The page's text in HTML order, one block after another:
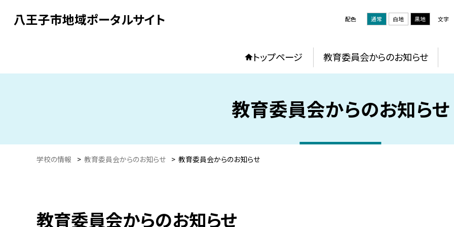
八王子市地域ポータルサイト 配色 通常 白地 黒地 文字
トップページ 教育委員会からのお知らせ
教育委員会からのお知らせ
学校の情報 > 教育委員会からのお知らせ > 教育委員会からのお知らせ
教育委員会からのお知らせ